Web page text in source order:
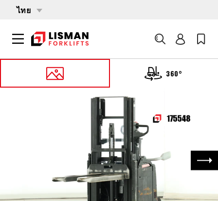
ไทย
ค้นหา
360°
175548 TOYOTA SPE-120-L
ถัด